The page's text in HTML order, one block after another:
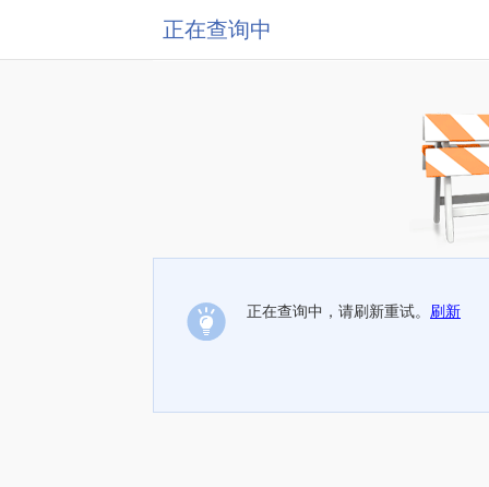
正在查询中
正在查询中，请刷新重试。 刷新